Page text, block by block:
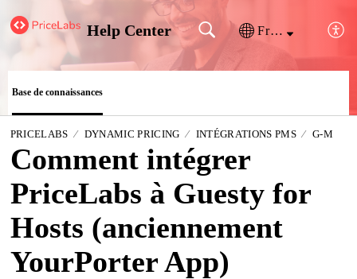
Help Center Français (France)
Base de connaissances
PRICELABS DYNAMIC PRICING INTÉGRATIONS PMS G-M
Comment intégrer
PriceLabs à Guesty for
Hosts (anciennement
YourPorter App)